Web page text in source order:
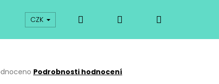
Kurzy Odkazy O vykrajovátkách
CZK Přihlášení
Podrobnosti hodnocení